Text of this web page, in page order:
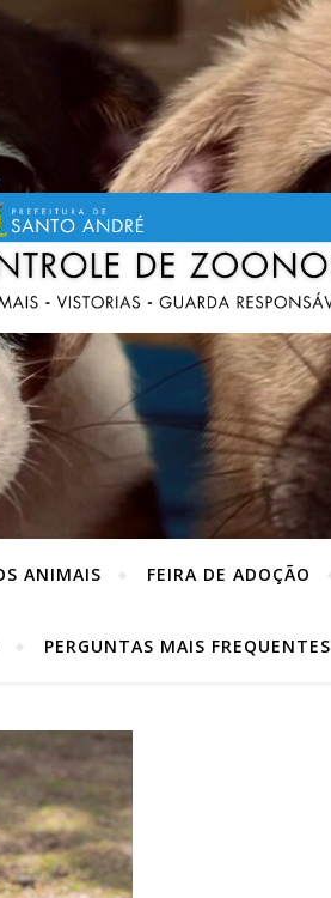
ANIMAIS FEIRA DE ADOÇÃO
PERGUNTAS MAIS FREQUENTES